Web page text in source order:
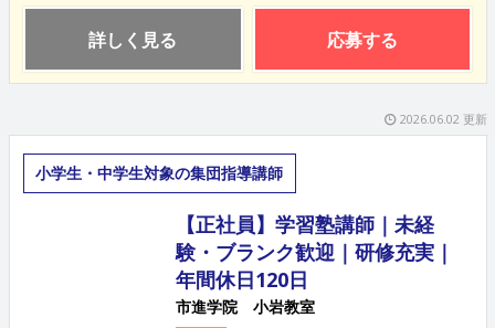
詳しく見る 応募する
2026.06.02 更新
小学生・中学生対象の集団指導講師
【正社員】学習塾講師｜未経
験・ブランク歓迎｜研修充実｜
年間休日120日
市進学院 小岩教室